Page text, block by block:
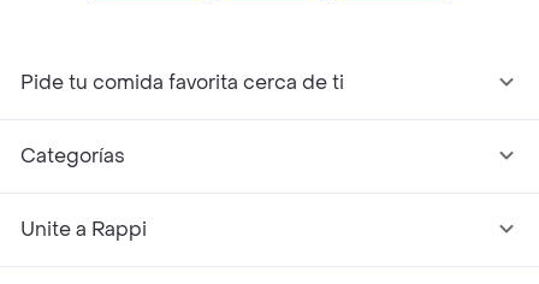
Pide tu comida favorita cerca de ti
Categorías
Unite a Rappi